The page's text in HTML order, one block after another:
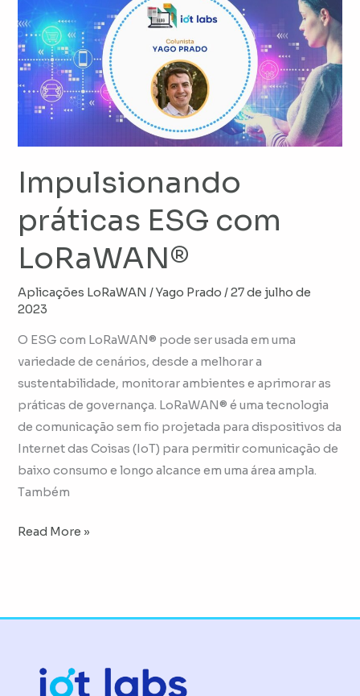
Impulsionando
práticas ESG com
LoRaWAN®
Aplicações LoRaWAN /Yago Prado /27 de julho de
2023
O ESG com LoRaWAN® pode ser usada em uma
variedade de cenários, desde a melhorar a
sustentabilidade, monitorar ambientes e aprimorar as
práticas de governança. LoRaWAN® é uma tecnologia
de comunicação sem fio projetada para dispositivos da
Internet das Coisas (IoT) para permitir comunicação de
baixo consumo e longo alcance em uma área ampla.
Também
práticas
ESG
com
LoRaWAN®
Read More »